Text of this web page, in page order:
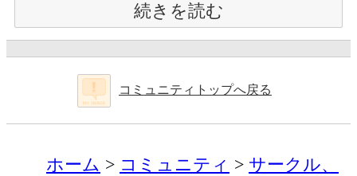
続きを読む
コミュニティトップへ戻る
ホーム コミュニティ
サークル、